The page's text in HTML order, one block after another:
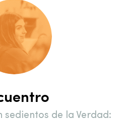
sedientos de la Verdad: